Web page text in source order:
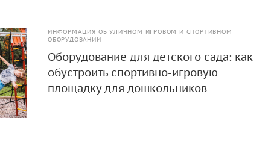
ИНФОРМАЦИЯ ОБ УЛИЧНОМ ИГРОВОМ И СПОРТИВНОМ
ОБОРУДОВАНИИ
Оборудование для детского сада: как
обустроить спортивно-игровую
площадку для дошкольников